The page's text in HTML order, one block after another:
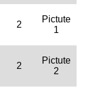
2
Pictute
1
2
Pictute
2